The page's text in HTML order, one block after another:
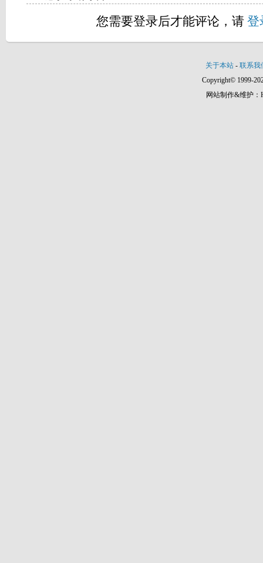
您需要登录后才能评论，请 登
关于本站 - 联系我
Copyright© 1999-
网站制作&维护